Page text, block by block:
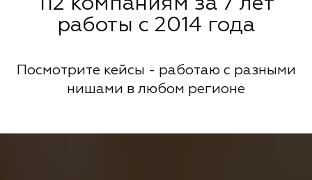
112 компаниям за 7 лет
работы с 2014 года
Посмотрите кейсы - работаю с разными
нишами в любом регионе